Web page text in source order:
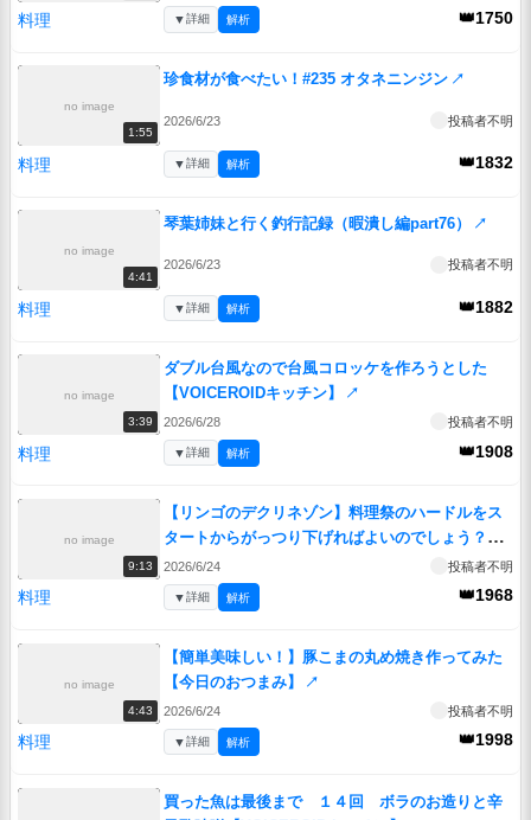
料理 👑1750
▼詳細 解析
no image
1:55
珍食材が食べたい！#235 オタネニンジン ↗
2026/6/23 投稿者不明
料理 👑1832
▼詳細 解析
no image
4:41
琴葉姉妹と行く釣行記録（暇潰し編part76） ↗
2026/6/23 投稿者不明
料理 👑1882
▼詳細 解析
no image
3:39
ダブル台風なので台風コロッケを作ろうとした
【VOICEROIDキッチン】
↗
2026/6/28 投稿者不明
料理 👑1908
▼詳細 解析
no image
9:13
【リンゴのデクリネゾン】料理祭のハードルをス
タートからがっつり下げればよいのでしょう？
【デクリネゾン料理祭】
2026/6/24 投稿者不明
料理 👑1968
▼詳細 解析
no image
4:43
【簡単美味しい！】豚こまの丸め焼き作ってみた
【今日のおつまみ】
↗
2026/6/24 投稿者不明
料理 👑1998
▼詳細 解析
買った魚は最後まで １４回 ボラのお造りと辛